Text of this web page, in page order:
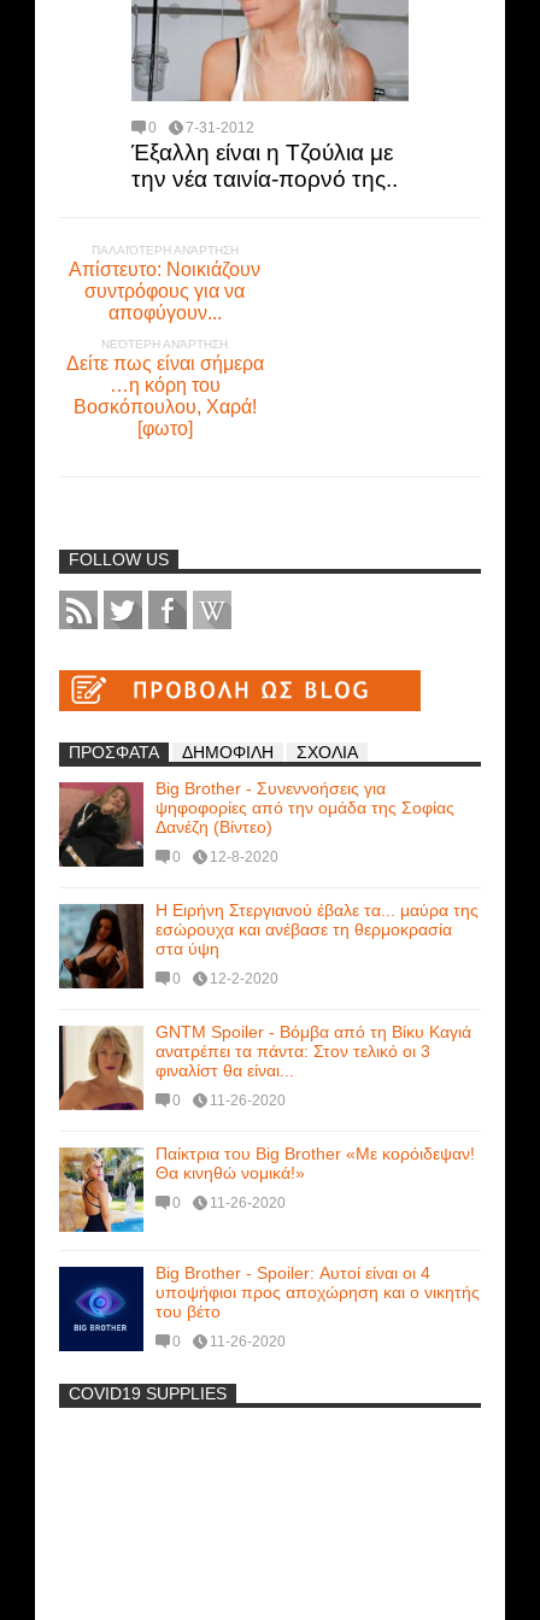
0 7-31-2012
Έξαλλη είναι η Τζούλια με
την νέα ταινία-πορνό της..
ΠΑΛΑΙΌΤΕΡΗ ΑΝΆΡΤΗΣΗ
Απίστευτο: Νοικιάζουν
συντρόφους για να
αποφύγουν...
ΝΕΌΤΕΡΗ ΑΝΆΡΤΗΣΗ
Δείτε πως είναι σήμερα
…η κόρη του
Βοσκόπουλου, Χαρά!
[φωτο]
FOLLOW US
ΠΡΟΣΦΑΤΑ ΔΗΜΟΦΙΛΗ
ΣΧΟΛΙΑ
Big Brother - Συνεννοήσεις για
ψηφοφορίες από την ομάδα της Σοφίας
Δανέζη (Βίντεο)
0 12-8-2020
Η Ειρήνη Στεργιανού έβαλε τα... μαύρα της
εσώρουχα και ανέβασε τη θερμοκρασία
στα ύψη
0 12-2-2020
GNTM Spoiler - Βόμβα από τη Βίκυ Καγιά
ανατρέπει τα πάντα: Στον τελικό οι 3
φιναλίστ θα είναι...
0 11-26-2020
Παίκτρια του Big Brother «Με κορόιδεψαν!
Θα κινηθώ νομικά!»
0 11-26-2020
Big Brother - Spoiler: Αυτοί είναι οι 4
υποψήφιοι προς αποχώρηση και ο νικητής
του βέτο
0 11-26-2020
-
COVID19 SUPPLIES